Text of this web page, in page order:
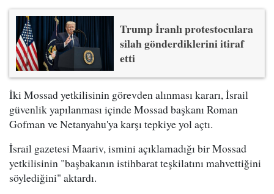
Trump İranlı protestoculara
silah gönderdiklerini itiraf
etti
İki Mossad yetkilisinin görevden alınması kararı, İsrail
güvenlik yapılanması içinde Mossad başkanı Roman
Gofman ve Netanyahu'ya karşı tepkiye yol açtı.
İsrail gazetesi Maariv, ismini açıklamadığı bir Mossad
yetkilisinin "başbakanın istihbarat teşkilatını mahvettiğini
söylediğini" aktardı.